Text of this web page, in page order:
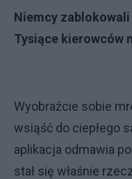
Niemcy
Tysiące kierowców
Wyobraźcie sobie
wsiąść do ciepłego
aplikacja odmawia
stał się właśnie